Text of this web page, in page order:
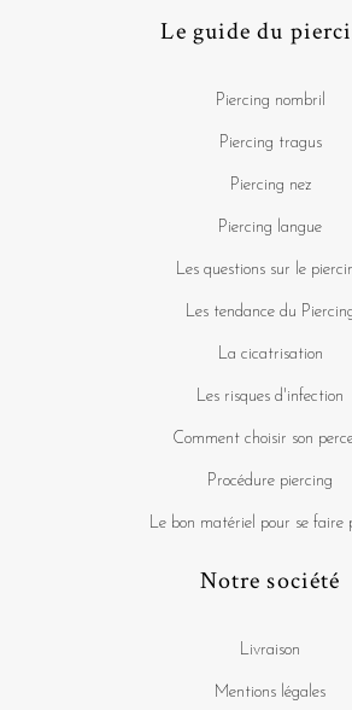
Le guide du
Piercing nombril
Piercing tragus
Piercing nez
Piercing langue
Les questions sur le
Les tendance du
La cicatrisation
Les risques d'infection
Comment choisir son
Procédure piercing
Le bon matériel pour se faire
Notre société
Livraison
Mentions légales